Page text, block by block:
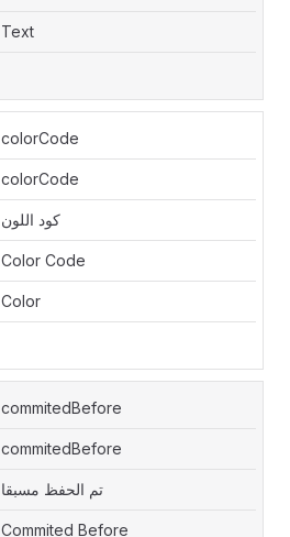
Text
colorCode
colorCode
كود اللون
Color Code
Color
commitedBefore
commitedBefore
تم الحفظ مسبقا
Commited Before